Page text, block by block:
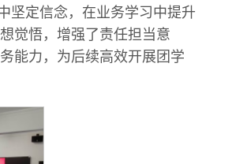
坚定信念，在业务学习中提升
觉悟，增强了责任担当意
能力，为后续高效开展团学